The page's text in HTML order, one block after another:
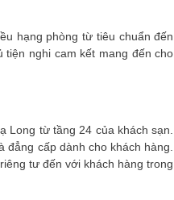
hạng phòng từ tiêu chuẩn đến
tiện nghi cam kết mang đến cho
Long từ tầng 24 của khách sạn.
đẳng cấp dành cho khách hàng.
tư đến với khách hàng trong